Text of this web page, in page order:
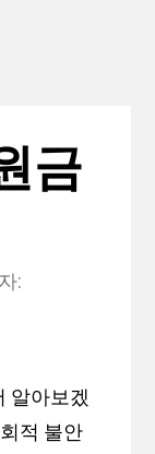
금
:
알아보겠
적 불안